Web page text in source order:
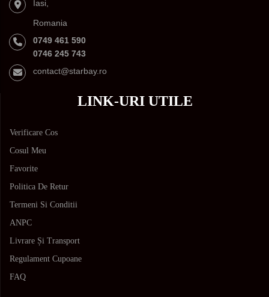
Iasi,
Romania
0749 461 590
0746 245 743
contact@starbay.ro
LINK-URI UTILE
Verificare Cos
Cosul Meu
Favorite
Politica De Retur
Termeni Si Conditii
ANPC
Livrare Și Transport
Regulament Cupoane
FAQ